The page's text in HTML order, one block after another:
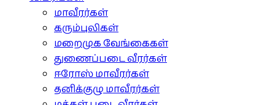
மாவீரர்கள்
கரும்புலிகள்
மறைமுக வேங்கைகள்
துணைப்படை வீரர்கள்
ஈரோஸ் மாவீரர்கள்
தனிக்குழு மாவீரர்கள்